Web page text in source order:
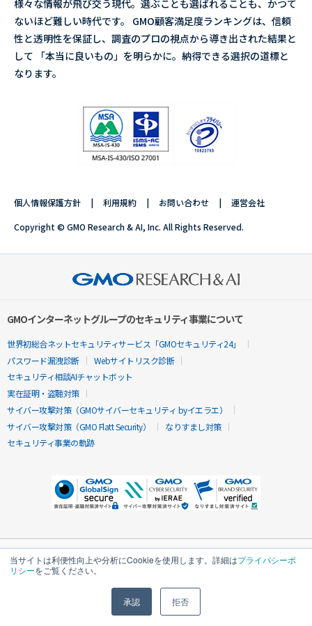
当サイトは利便性向上や分析にCookieを使用します。詳細はプライバシーポ
リシーをご覧ください。
承認 拒否
様々な情報が飛び交う現代。選ぶことも選ばれることも、かつて
ないほど難しい時代です。 GMO顧客満足度ランキングは、信頼
性と透明性を保証し、調査のプロの視点から導き出された結果と
して 「本当に良いもの」を明らかに。納得できる選択の道標と
なります。
個人情報保護方針 利用規約 お問い合わせ 運営会社
Copyright © GMO Research & AI, Inc. All Rights Reserved.
GMOインターネットグループのセキュリティ事業について
世界初総合ネットセキュリティサービス「GMOセキュリティ24」
パスワード漏洩診断
Webサイトリスク診断
セキュリティ相談AIチャットボット
実在証明・盗聴対策
サイバー攻撃対策（GMOサイバーセキュリティ byイエラエ）
サイバー攻撃対策（GMO Flatt Security）
なりすまし対策
セキュリティ事業の軌跡